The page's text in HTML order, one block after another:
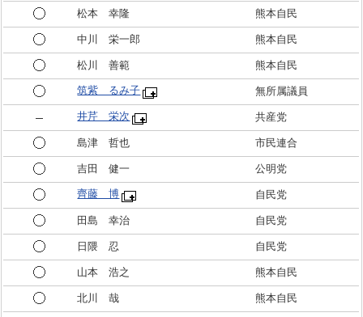
松本 幸隆 熊本自民
中川 栄一郎 熊本自民
松川 善範 熊本自民
筑紫 るみ子 無所属議員
井芹 栄次 共産党
島津 哲也 市民連合
吉田 健一 公明党
齊藤 博 自民党
田島 幸治 自民党
日隈 忍 自民党
山本 浩之 熊本自民
北川 哉 熊本自民